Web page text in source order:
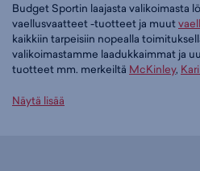
Budget Sportin laajasta valikoimasta
vaellusvaatteet -tuotteet ja muut
kaikkiin tarpeisiin nopealla
valikoimastamme laadukkaimmat ja
tuotteet mm. merkeiltä McKinley,
Tilaa vaellusvaatteet -tuotteet
Näytä lisää